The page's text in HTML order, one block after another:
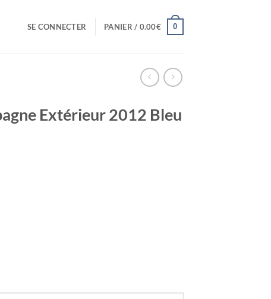
SE CONNECTER PANIER / 0.00€ 0
Extérieur 2012 Bleu